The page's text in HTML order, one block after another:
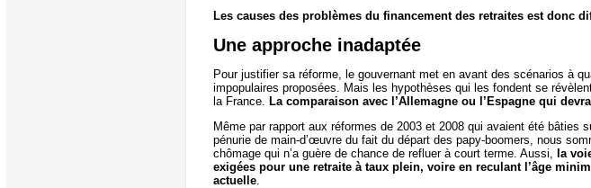
Les causes des problèmes du financement des retraites est donc
Une approche inadaptée
Pour justifier sa réforme, le gouvernant met en avant des scénarios à
impopulaires proposées. Mais les hypothèses qui les fondent se
la France.
La comparaison avec l’Allemagne ou l’Espagne qui
Même par rapport aux réformes de 2003 et 2008 qui avaient été bâties
pénurie de main-d’œuvre du fait du départ des papy-boomers, nous
chômage qui n’a guère de chance de refluer à court terme. Aussi,
la
exigées pour une retraite à taux plein, voire en reculant l’âge
actuelle.